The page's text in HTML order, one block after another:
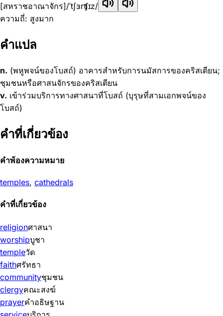
[สหราชอาณาจักร]/ˈtʃɜrʧɪz/
ความถี่: สูงมาก
คำแปล
n. (พหูพจน์ของโบสถ์) อาคารสำหรับการนมัสการของคริสเตียน;
ชุมชนหรือศาสนจักรของคริสเตียน
v. เข้าร่วมบริการทางศาสนาที่โบสถ์ (บุรุษที่สามเอกพจน์ของ
โบสถ์)
คำที่เกี่ยวข้อง
คำพ้องความหมาย
temples, cathedrals
คำที่เกี่ยวข้อง
religionศาสนา
worshipบูชา
templeวัด
faithศรัทธา
communityชุมชน
clergyคณะสงฆ์
prayerคำอธิษฐาน